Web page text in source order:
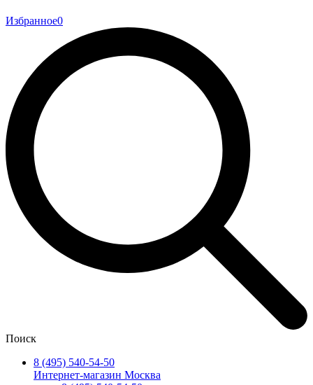
Избранное0
Поиск
8 (495) 540-54-50
Интернет-магазин Москва